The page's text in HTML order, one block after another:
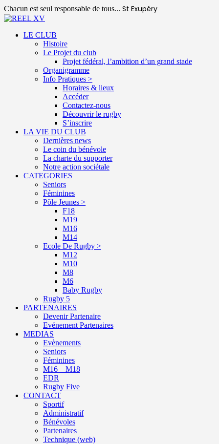
Chacun est seul responsable de tous... St Exupéry
LE CLUB
Histoire
Le Projet du club
Projet fédéral, l’ambition d’un grand stade
Organigramme
Info Pratiques >
Horaires & lieux
Accéder
Contactez-nous
Découvrir le rugby
S’inscrire
LA VIE DU CLUB
Dernières news
Le coin du bénévole
La charte du supporter
Notre action sociétale
CATEGORIES
Seniors
Féminines
Pôle Jeunes >
F18
M19
M16
M14
Ecole De Rugby >
M12
M10
M8
M6
Baby Rugby
Rugby 5
PARTENAIRES
Devenir Partenaire
Evénement Partenaires
MEDIAS
Evènements
Seniors
Féminines
M16 – M18
EDR
Rugby Five
CONTACT
Sportif
Administratif
Bénévoles
Partenaires
Technique (web)